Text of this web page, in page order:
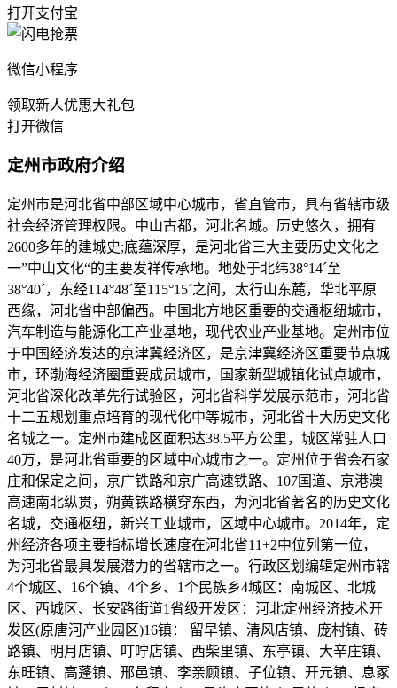
打开支付宝
微信小程序
领取新人优惠大礼包
打开微信
定州市政府介绍
定州市是河北省中部区域中心城市，省直管市，具有省辖市级
社会经济管理权限。中山古都，河北名城。历史悠久，拥有
2600多年的建城史;底蕴深厚，是河北省三大主要历史文化之
一”中山文化“的主要发祥传承地。地处于北纬38°14ˊ至
38°40ˊ，东经114°48ˊ至115°15ˊ之间，太行山东麓，华北平原
西缘，河北省中部偏西。中国北方地区重要的交通枢纽城市，
汽车制造与能源化工产业基地，现代农业产业基地。定州市位
于中国经济发达的京津冀经济区，是京津冀经济区重要节点城
市，环渤海经济圈重要成员城市，国家新型城镇化试点城市，
河北省深化改革先行试验区，河北省科学发展示范市，河北省
十二五规划重点培育的现代化中等城市，河北省十大历史文化
名城之一。定州市建成区面积达38.5平方公里，城区常驻人口
40万，是河北省重要的区域中心城市之一。定州位于省会石家
庄和保定之间，京广铁路和京广高速铁路、107国道、京港澳
高速南北纵贯，朔黄铁路横穿东西，为河北省著名的历史文化
名城，交通枢纽，新兴工业城市，区域中心城市。2014年，定
州经济各项主要指标增长速度在河北省11+2中位列第一位，
为河北省最具发展潜力的省辖市之一。行政区划编辑定州市辖
4个城区、16个镇、4个乡、1个民族乡4城区：南城区、北城
区、西城区、长安路街道1省级开发区：河北定州经济技术开
发区(原唐河产业园区)16镇： 留早镇、清风店镇、庞村镇、砖
路镇、明月店镇、叮咛店镇、西柴里镇、东亭镇、大辛庄镇、
东旺镇、高蓬镇、邢邑镇、李亲顾镇、子位镇、开元镇、息冢